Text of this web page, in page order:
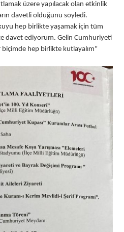
üzere yapılacak olan etkinlik
davetli olduğunu söyledi.
hep birlikte yaşamak için tüm
davet ediyorum. Gelin Cumhuriyeti
biçimde hep birlikte kutlayalım"